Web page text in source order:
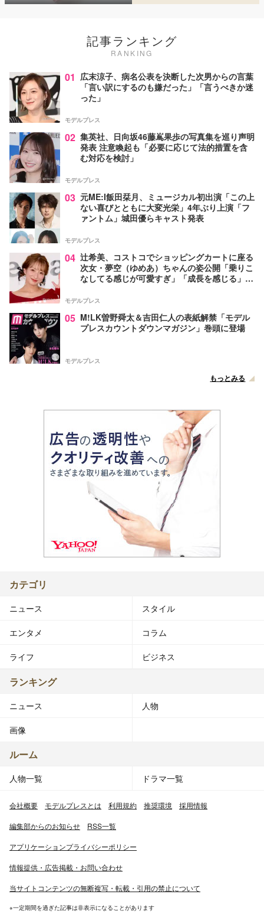
記事ランキング
RANKING
01 広末涼子、病名公表を決断した次男からの言葉
「言い訳にするのも嫌だった」「言うべきか迷
った」
モデルプレス
02 集英社、日向坂46藤嶌果歩の写真集を巡り声明
発表 注意喚起も「必要に応じて法的措置を含
む対応を検討」
モデルプレス
03 元ME:I飯田栞月、ミュージカル初出演「この上
ない喜びとともに大変光栄」4年ぶり上演「フ
ァントム」城田優らキャスト発表
モデルプレス
04 辻希美、コストコでショッピングカートに座る
次女・夢空（ゆめあ）ちゃんの姿公開「乗りこ
なしてる感じが可愛すぎ」「成長を感じる」の
モデルプレス
05 M!LK曽野舜太＆吉田仁人の表紙解禁「モデル
プレスカウントダウンマガジン」巻頭に登場
モデルプレス
もっとみる
カテゴリ
ニュース スタイル
エンタメ コラム
ライフ ビジネス
ランキング
ニュース 人物
画像
ルーム
人物一覧 ドラマ一覧
会社概要 モデルプレスとは 利用規約 推奨環境 採用情報
編集部からのお知らせ RSS一覧
アプリケーションプライバシーポリシー
情報提供・広告掲載・お問い合わせ
当サイトコンテンツの無断複写・転載・引用の禁止について
※一定期間を過ぎた記事は非表示になることがあります